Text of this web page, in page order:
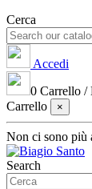
Cerca
Accedi
0 Carrello /
Carrello
×
Non ci sono più
Search